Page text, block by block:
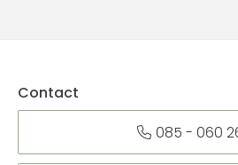
Contact
085 - 060